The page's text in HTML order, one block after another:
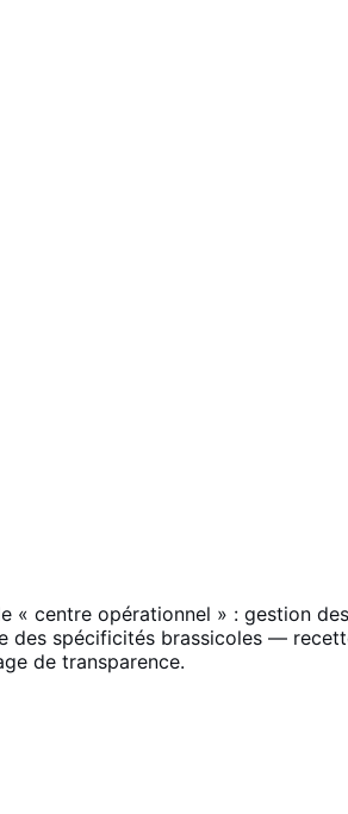
« centre opérationnel » : gestion
des spécificités brassicoles —
de transparence.